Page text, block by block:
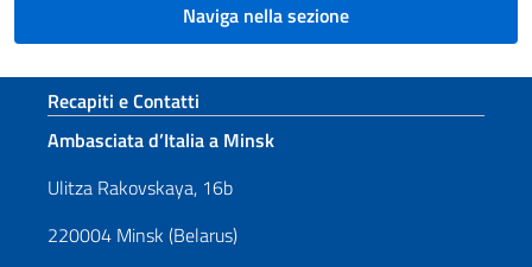
Naviga nella sezione
Sezione footer
Recapiti e Contatti
Ambasciata d’Italia a Minsk
Ulitza Rakovskaya, 16b
220004 Minsk (Belarus)